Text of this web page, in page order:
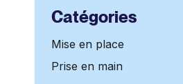
Catégories
Mise en place
Prise en main